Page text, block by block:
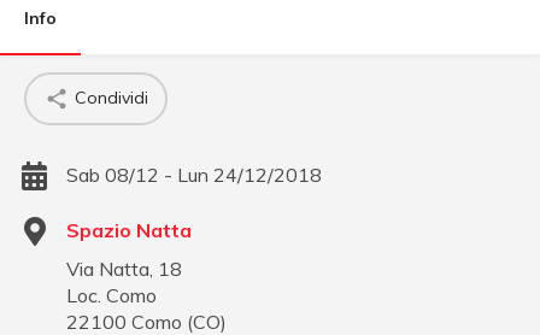
Info
Condividi
Sab 08/12 - Lun 24/12/2018
Spazio Natta
Via Natta, 18
Loc. Como
22100 Como (CO)